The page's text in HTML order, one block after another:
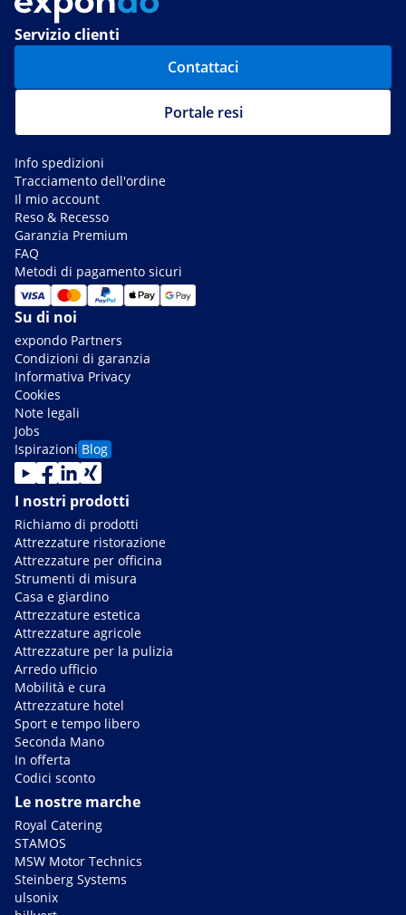
Servizio clienti
Contattaci
Portale resi
Info spedizioni
Tracciamento dell'ordine
Il mio account
Reso & Recesso
Garanzia Premium
FAQ
Metodi di pagamento sicuri
Su di noi
expondo Partners
Condizioni di garanzia
Informativa Privacy
Cookies
Note legali
Jobs
Ispirazioni Blog
I nostri prodotti
Richiamo di prodotti
Attrezzature ristorazione
Attrezzature per officina
Strumenti di misura
Casa e giardino
Attrezzature estetica
Attrezzature agricole
Attrezzature per la pulizia
Arredo ufficio
Mobilità e cura
Attrezzature hotel
Sport e tempo libero
Seconda Mano
In offerta
Codici sconto
Le nostre marche
Royal Catering
STAMOS
MSW Motor Technics
Steinberg Systems
ulsonix